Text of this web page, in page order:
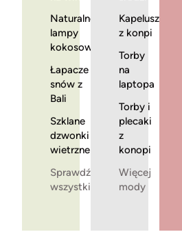
Naturalne
lampy
kokosowe
Łapacze
snów z
Bali
Szklane
dzwonki
wietrzne
Sprawdź
wszystkie
Kapelusze
z konpi
Torby
na
laptopa
Torby i
plecaki
z
konopi
Więcej
mody